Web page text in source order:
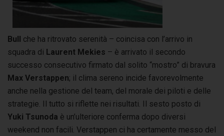
Bull che ha ritrovato serenità – coincisa con l’arrivo in
squadra di Laurent Mekies – è arrivato il secondo
successo consecutivo firmato dal solito “mostro” di bravura
Max Verstappen; il clima sereno incide favorevolmente
anche nella gestione del team, del morale dei piloti e delle
strategie. Il tutto si riflette nei risultati. Il sesto posto di
Yuki Tsunoda è un’ulteriore conferma dopo diversi
weekend non facili. Verstappen ci ha certamente messo del